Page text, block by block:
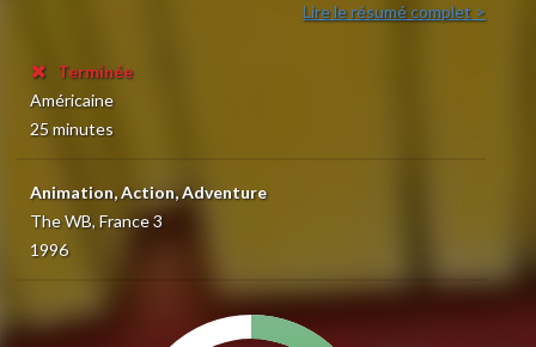
Lire le résumé complet >
Terminée
Américaine
25 minutes
Animation, Action, Adventure
The WB, France 3
1996